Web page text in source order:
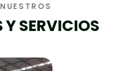
SERVICIOS